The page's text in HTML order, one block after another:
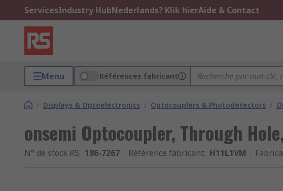
ServicesIndustry HubNederlands? Klik hierAide & Contact
Menu Références fabricant
/ Displays & Optoelectronics / Optocouplers & Photodetectors /
onsemi Optocoupler, Through
N° de stock RS: 186-7267 Référence fabricant: H11L1VM